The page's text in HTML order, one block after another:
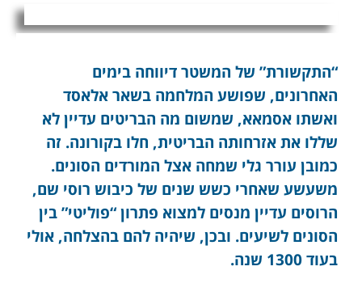
“התקשורת” של המשטר דיווחה בימים
האחרונים, שפושע המלחמה בשאר אלאסד
ואשתו אסמאא, שמשום מה הבריטים עדיין לא
שללו את אזרחותה הבריטית, חלו בקורונה. זה
כמובן עורר גלי שמחה אצל המורדים הסונים.
משעשע שאחרי כשש שנים של כיבוש רוסי שם,
הרוסים עדיין מנסים למצוא פתרון “פוליטי” בין
הסונים לשיעים. ובכן, שיהיה להם בהצלחה, אולי
בעוד 1300 שנה.